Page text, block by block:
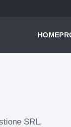
HOME
SRL.